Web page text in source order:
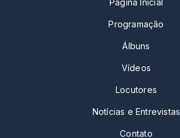
Página Inicial
Programação
Álbuns
Vídeos
Locutores
Notícias e Entrevistas
Contato